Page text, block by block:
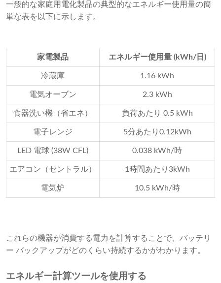
一般的な家庭用電化製品の典型的なエネルギー使用量の簡
単な表を以下に示します。
家電製品 エネルギー使用量 (kWh/日)
冷蔵庫 1.16 kWh
電気オーブン 2.3 kWh
食器洗い機（省エネ） 負荷あたり 0.5 kWh
電子レンジ 5分あたり0.12kWh
LED 電球 (38W CFL) 0.038 kWh/時
エアコン（セントラル） 1時間あたり3kWh
電気炉 10.5 kWh/時
これらの機器が消費する電力を計算することで、バッテリ
ー バックアップがどのくらい持続するかがわかります。
エネルギー計算ツールを使用する